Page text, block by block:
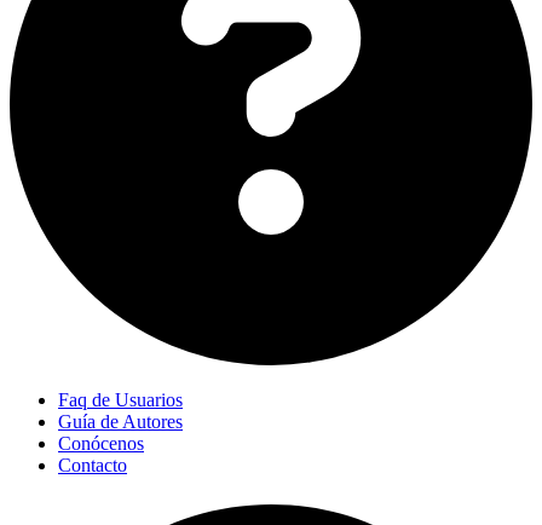
Faq de Usuarios
Guía de Autores
Conócenos
Contacto